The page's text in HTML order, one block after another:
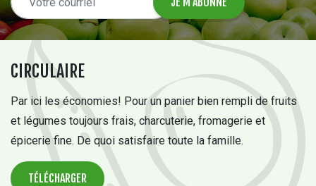
CIRCULAIRE
Par ici les économies! Pour un panier bien rempli de fruits
et légumes toujours frais, charcuterie, fromagerie et
épicerie fine. De quoi satisfaire toute la famille.
TÉLÉCHARGER